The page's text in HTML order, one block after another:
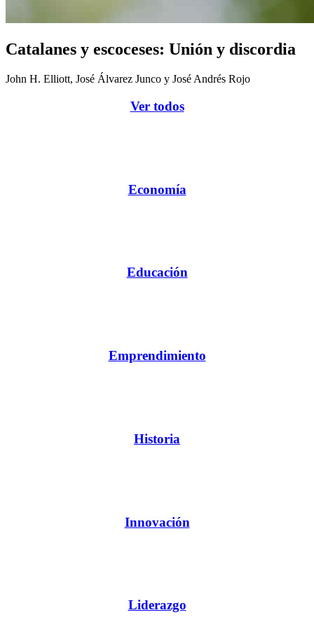
Catalanes y escoceses: Unión y discordia
John H. Elliott, José Álvarez Junco y José Andrés Rojo
Ver todos
Economía
Educación
Emprendimiento
Historia
Innovación
Liderazgo